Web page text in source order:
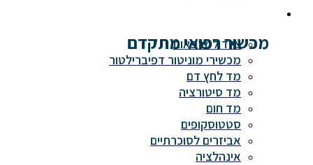
מכשור רפואי מתקדם
ציוד למרפאות
מכשירי מוניטור דפיברילטור
מד לחץ דם
מד סיטורציה
מד חום
סטטוסקופים
אביזרים לסוכרתיים
אינהלציה